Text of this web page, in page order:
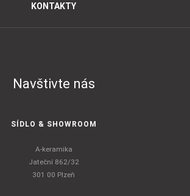
KONTAKTY
Navštivte nás
SÍDLO & SHOWROOM
A-keramika
Jateční 862/32
301 00 Plzeň